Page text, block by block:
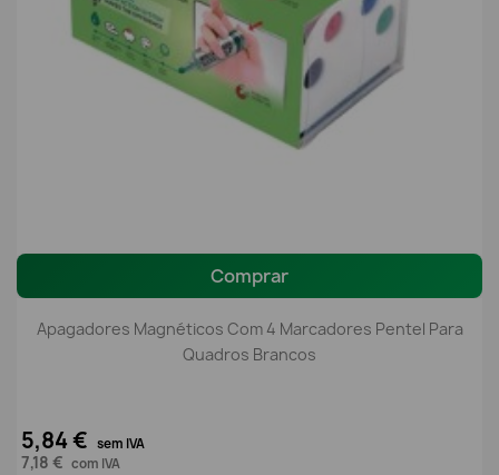
Comprar
Apagadores Magnéticos Com 4 Marcadores Pentel Para
Quadros Brancos
5,84 € sem IVA
7,18 € com IVA